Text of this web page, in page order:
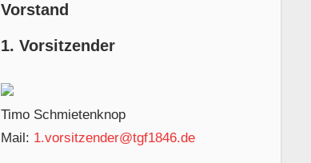
Vorstand
1. Vorsitzender
Timo Schmietenknop
Mail: 1.vorsitzender@tgf1846.de